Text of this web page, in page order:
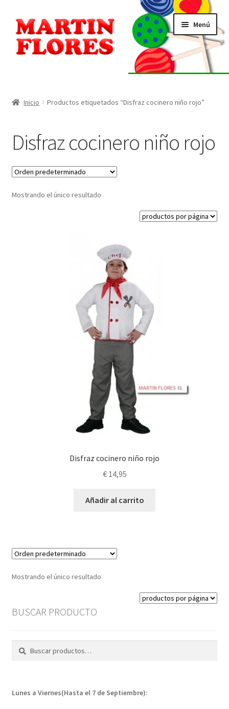
Ir
la
navegación
Ir
al
contenido
Menú
Tienda
Inicio Productos etiquetados “Disfraz cocinero niño rojo”
Disfraz cocinero niño rojo
Mostrando el único resultado
Disfraz cocinero niño rojo
€14,95
Añadir al carrito
Mostrando el único resultado
BUSCAR PRODUCTO
Buscar
Buscar
Lunes a Viernes(Hasta el 7 de Septiembre):